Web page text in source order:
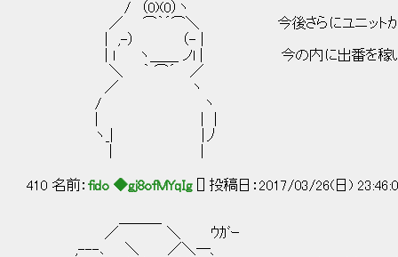
/ （0)(0）ヽ
／ ⌒｀´⌒＼ 今後さらにユニットが増えてく
| ,-） （- |
| l ヽ＿＿ ノl | 今の内に出番を稼いでおく
＼ ｀ ⌒´ ／
／ ヽ
/ ヽ
ヽ_| |丿
410 名前： fido ◆gj8ofMYqIg [] 投稿日：2017/03/26(日)
／ ＼ ｳｶﾞｰ
,---､ ＼ ／＼―、